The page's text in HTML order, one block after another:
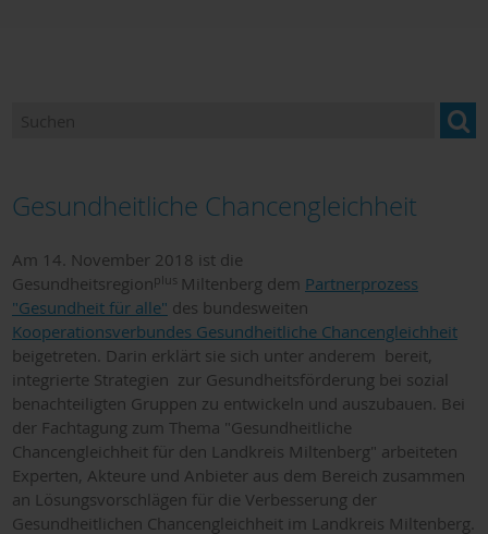
Gesundheitliche Chancengleichheit
Präventionsschwerpunkt Einsamkeit
Gesundheitswegweiser
Gesundheitliche Chancengleichheit
Am 14. November 2018 ist die
Gesundheitsregionplus Miltenberg dem Partnerprozess
"Gesundheit für alle" des bundesweiten
Kooperationsverbundes Gesundheitliche Chancengleichheit
beigetreten. Darin erklärt sie sich unter anderem bereit,
integrierte Strategien zur Gesundheitsförderung bei sozial
benachteiligten Gruppen zu entwickeln und auszubauen. Bei
der Fachtagung zum Thema "Gesundheitliche
Chancengleichheit für den Landkreis Miltenberg" arbeiteten
Experten, Akteure und Anbieter aus dem Bereich zusammen
an Lösungsvorschlägen für die Verbesserung der
Gesundheitlichen Chancengleichheit im Landkreis Miltenberg.